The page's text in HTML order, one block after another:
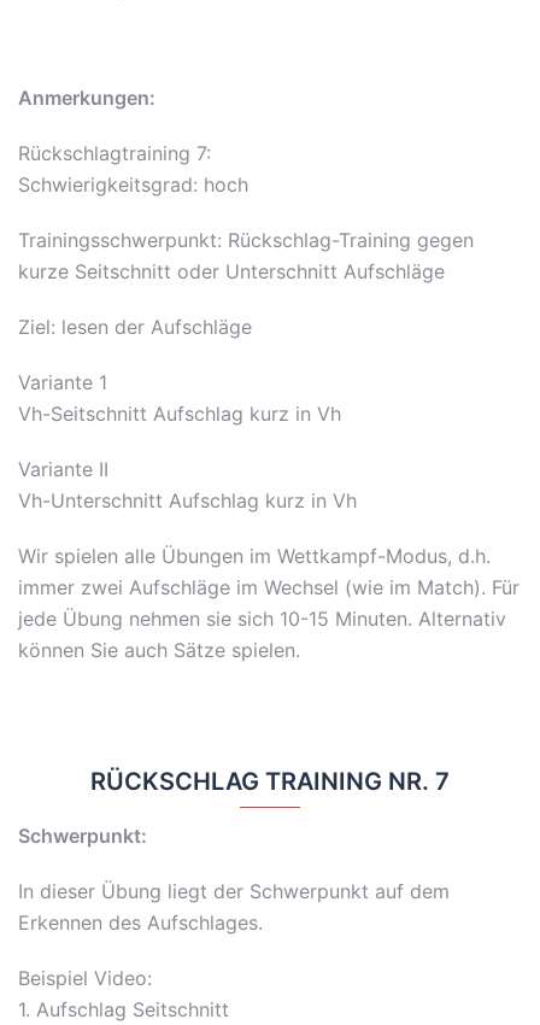
Anmerkungen:
Rückschlagtraining 7:
Schwierigkeitsgrad: hoch
Trainingsschwerpunkt: Rückschlag-Training gegen
kurze Seitschnitt oder Unterschnitt Aufschläge
Ziel: lesen der Aufschläge
Variante 1
Vh-Seitschnitt Aufschlag kurz in Vh
Variante II
Vh-Unterschnitt Aufschlag kurz in Vh
Wir spielen alle Übungen im Wettkampf-Modus, d.h.
immer zwei Aufschläge im Wechsel (wie im Match). Für
jede Übung nehmen sie sich 10-15 Minuten. Alternativ
können Sie auch Sätze spielen.
RÜCKSCHLAG TRAINING NR. 7
Schwerpunkt:
In dieser Übung liegt der Schwerpunkt auf dem
Erkennen des Aufschlages.
Beispiel Video:
1. Aufschlag Seitschnitt